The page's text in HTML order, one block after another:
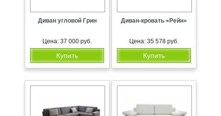
Диван угловой Грин
Цена: 37 000 руб.
Купить
Диван-кровать «Рейн»
Цена: 35 578 руб.
Купить